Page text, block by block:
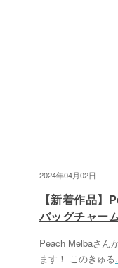
2024年04月02日
【新着作品
バッグチャー
Peach Melbaさん
ます！ このきゅる